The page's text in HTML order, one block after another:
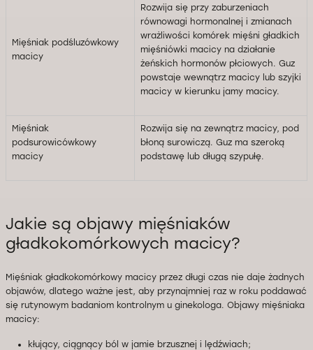
Mięśniak podśluzówkowy
macicy
Rozwija się przy zaburzeniach
równowagi hormonalnej i zmianach
wrażliwości komórek mięśni gładkich
mięśniówki macicy na działanie
żeńskich hormonów płciowych. Guz
powstaje wewnątrz macicy lub szyjki
macicy w kierunku jamy macicy.
Mięśniak
podsurowicówkowy
macicy
Rozwija się na zewnątrz macicy, pod
błoną surowiczą. Guz ma szeroką
podstawę lub długą szypułę.
Jakie są objawy mięśniaków
gładkokomórkowych macicy?
Mięśniak gładkokomórkowy macicy przez długi czas nie daje żadnych
objawów, dlatego ważne jest, aby przynajmniej raz w roku poddawać
się rutynowym badaniom kontrolnym u ginekologa. Objawy mięśniaka
macicy:
kłujący, ciągnący ból w jamie brzusznej i lędźwiach;